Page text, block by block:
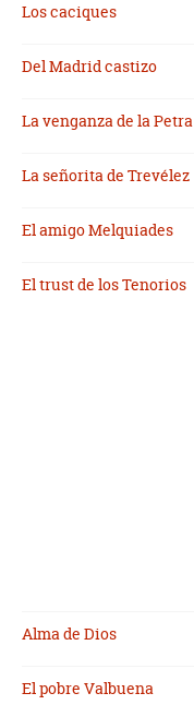
Los caciques
Del Madrid castizo
La venganza de la Petra
La señorita de Trevélez
El amigo Melquiades
El trust de los Tenorios
Alma de Dios
El pobre Valbuena